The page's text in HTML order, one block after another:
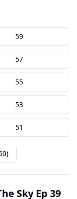
59
57
55
53
51
Sky Ep 39